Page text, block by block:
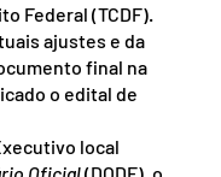
Federal (TCDF).
ajustes e da
final na
o edital de
local